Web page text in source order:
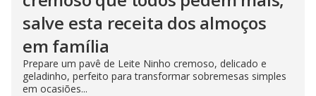
salve esta receita dos almoços
em família
Prepare um pavê de Leite Ninho cremoso, delicado e
geladinho, perfeito para transformar sobremesas simples
em ocasiões...